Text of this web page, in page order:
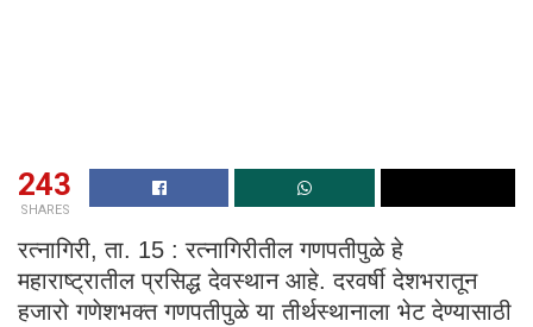
243
SHARES
रत्नागिरी, ता. 15 : रत्नागिरीतील गणपतीपुळे हे
महाराष्ट्रातील प्रसिद्ध देवस्थान आहे. दरवर्षी देशभरातून
हजारो गणेशभक्त गणपतीपुळे या तीर्थस्थानाला भेट देण्यासाठी